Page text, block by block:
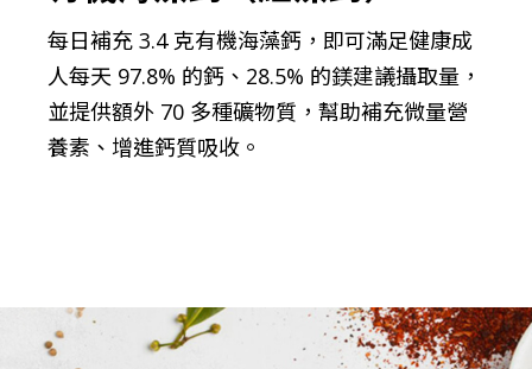
每日補充 3.4 克有機海藻鈣，即可滿足健康成
人每天 97.8% 的鈣、28.5% 的鎂建議攝取量，
並提供額外 70 多種礦物質，幫助補充微量營
養素、增進鈣質吸收。